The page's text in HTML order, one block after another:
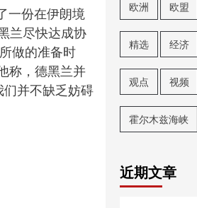
一份在伊朗境
兰尽快达成协
做的准备时
称，德黑兰并
们并不缺乏妨碍
欧洲 欧盟
精选 经济
观点 视频
霍尔木兹海峡
近期文章